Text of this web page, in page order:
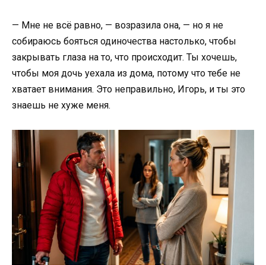
— Мне не всё равно, — возразила она, — но я не
собираюсь бояться одиночества настолько, чтобы
закрывать глаза на то, что происходит. Ты хочешь,
чтобы моя дочь уехала из дома, потому что тебе не
хватает внимания. Это неправильно, Игорь, и ты это
знаешь не хуже меня.